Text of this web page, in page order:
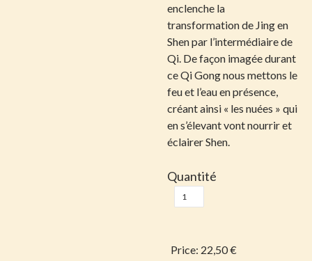
enclenche la
transformation de Jing en
Shen par l’intermédiaire de
Qi. De façon imagée durant
ce Qi Gong nous mettons le
feu et l’eau en présence,
créant ainsi « les nuées » qui
en s’élevant vont nourrir et
éclairer Shen.
Quantité
Price: 22,50 €